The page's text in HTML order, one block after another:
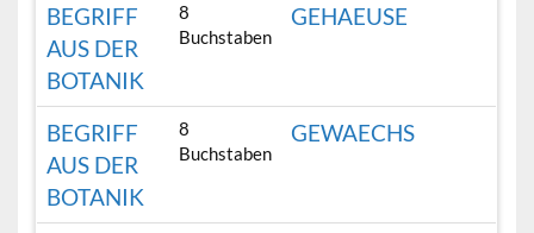
BEGRIFF
AUS DER
BOTANIK
8
Buchstaben
GEHAEUSE
BEGRIFF
AUS DER
BOTANIK
8
Buchstaben
GEWAECHS